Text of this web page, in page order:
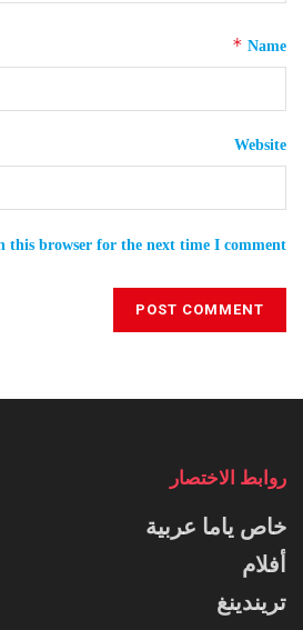
Name
*
Website
this browser for the next time I comment.
روابط الاختصار
خاص ياما عربية
أفلام
تريندينغ